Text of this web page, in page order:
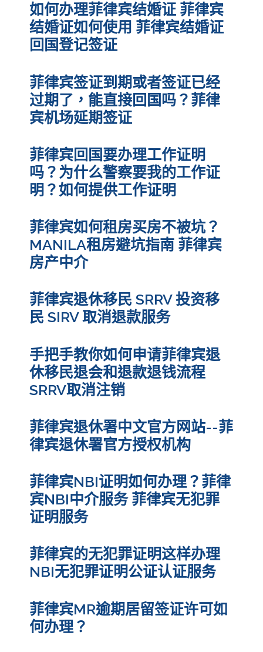
如何办理菲律宾结婚证 菲律宾
结婚证如何使用 菲律宾结婚证
回国登记签证
菲律宾签证到期或者签证已经
过期了，能直接回国吗？菲律
宾机场延期签证
菲律宾回国要办理工作证明
吗？为什么警察要我的工作证
明？如何提供工作证明
菲律宾如何租房买房不被坑？
MANILA租房避坑指南 菲律宾
房产中介
菲律宾退休移民 SRRV 投资移
民 SIRV 取消退款服务
手把手教你如何申请菲律宾退
休移民退会和退款退钱流程
SRRV取消注销
菲律宾退休署中文官方网站--菲
律宾退休署官方授权机构
菲律宾NBI证明如何办理？菲律
宾NBI中介服务 菲律宾无犯罪
证明服务
菲律宾的无犯罪证明这样办理
NBI无犯罪证明公证认证服务
菲律宾MR逾期居留签证许可如
何办理？